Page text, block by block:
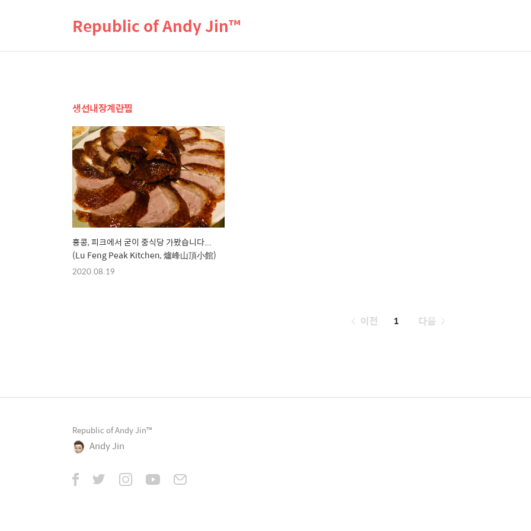
Republic of Andy Jin™
생선내장계란찜
홍콩, 피크에서 굳이 중식당 가봤습니다...
(Lu Feng Peak Kitchen, 爐峰山頂小館)
2020.08.19
페
이전 1 다음
Republic of Andy Jin™
Andy Jin